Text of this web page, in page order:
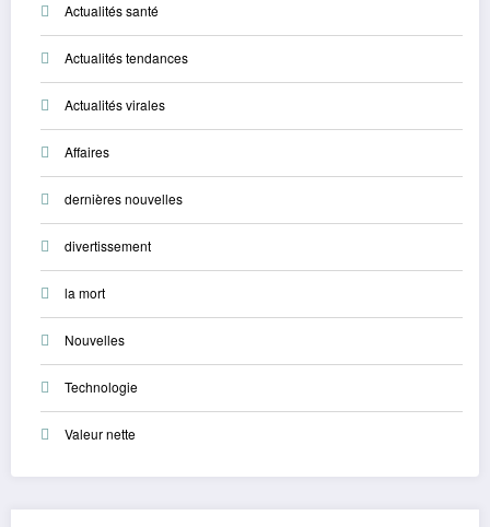
Actualités santé
Actualités tendances
Actualités virales
Affaires
dernières nouvelles
divertissement
la mort
Nouvelles
Technologie
Valeur nette